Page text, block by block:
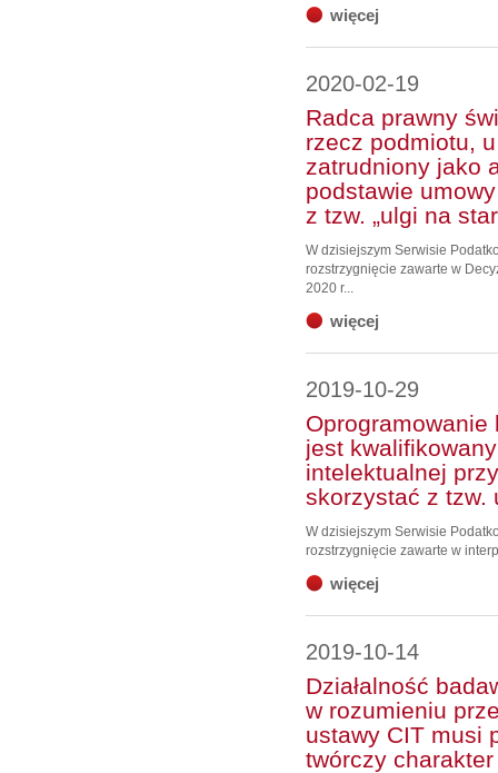
więcej
2020-02-19
Radca prawny
rzecz podmiotu,
zatrudniony jako
podstawie
z tzw. „ulgi na
W dzisiejszym Serwisie
rozstrzygnięcie zawarte w
2020 r...
więcej
2019-10-29
jest
intelektualnej
skorzystać z tzw.
W dzisiejszym Serwisie
rozstrzygnięcie zawarte w
więcej
2019-10-14
Działalność
w rozumieniu
ustawy CIT musi
twórczy charakter